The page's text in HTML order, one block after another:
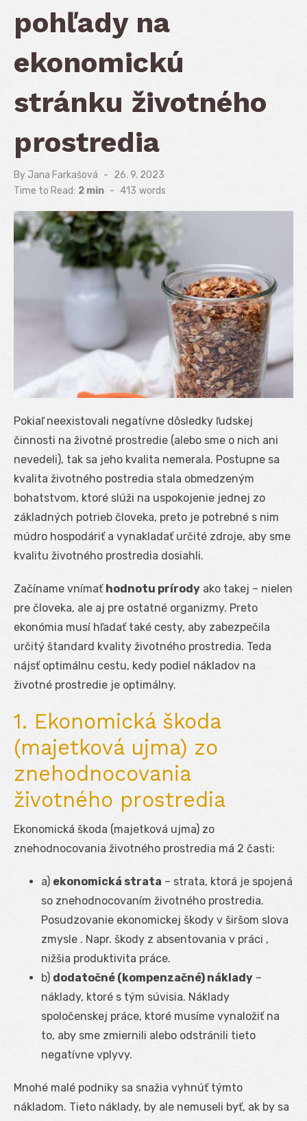
pohľady na
ekonomickú
stránku životného
prostredia
By Jana Farkašová
Posted
on
26. 9. 2023
Time to Read: 2 min - 413 words
Pokiaľ neexistovali negatívne dôsledky ľudskej
činnosti na životné prostredie (alebo sme o nich ani
nevedeli), tak sa jeho kvalita nemerala. Postupne sa
kvalita životného postredia stala obmedzeným
bohatstvom, ktoré slúži na uspokojenie jednej zo
základných potrieb človeka, preto je potrebné s nim
múdro hospodáriť a vynakladať určité zdroje, aby sme
kvalitu životného prostredia dosiahli.
Začíname vnímať hodnotu prírody ako takej – nielen
pre človeka, ale aj pre ostatné organizmy. Preto
ekonómia musí hľadať také cesty, aby zabezpečila
určitý štandard kvality životného prostredia. Teda
nájsť optimálnu cestu, kedy podiel nákladov na
životné prostredie je optimálny.
1. Ekonomická škoda
(majetková ujma) zo
znehodnocovania
životného prostredia
Ekonomická škoda (majetková ujma) zo
znehodnocovania životného prostredia má 2 časti:
a) ekonomická strata – strata, ktorá je spojená
so znehodnocovaním životného prostredia.
Posudzovanie ekonomickej škody v širšom slova
zmysle . Napr. škody z absentovania v práci ,
nižšia produktivita práce.
b) dodatočné (kompenzačné) náklady –
náklady, ktoré s tým súvisia. Náklady
spoločenskej práce, ktoré musíme vynaložiť na
to, aby sme zmiernili alebo odstránili tieto
negatívne vplyvy.
Mnohé malé podniky sa snažia vyhnúť týmto
nákladom. Tieto náklady, by ale nemuseli byť, ak by sa